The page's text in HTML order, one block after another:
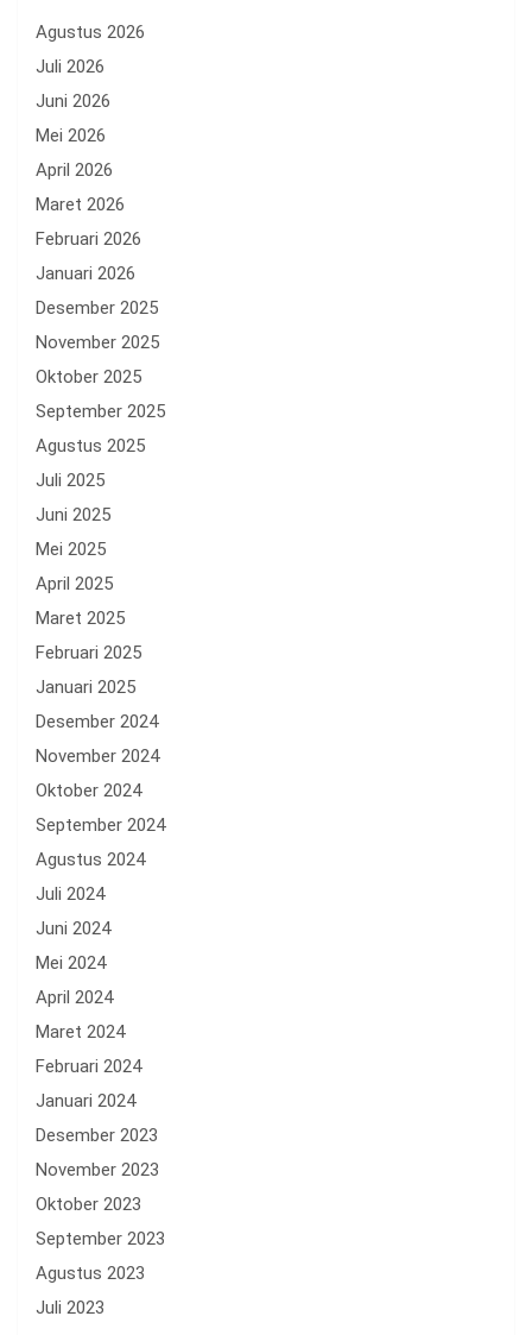
Agustus 2026
Juli 2026
Juni 2026
Mei 2026
April 2026
Maret 2026
Februari 2026
Januari 2026
Desember 2025
November 2025
Oktober 2025
September 2025
Agustus 2025
Juli 2025
Juni 2025
Mei 2025
April 2025
Maret 2025
Februari 2025
Januari 2025
Desember 2024
November 2024
Oktober 2024
September 2024
Agustus 2024
Juli 2024
Juni 2024
Mei 2024
April 2024
Maret 2024
Februari 2024
Januari 2024
Desember 2023
November 2023
Oktober 2023
September 2023
Agustus 2023
Juli 2023